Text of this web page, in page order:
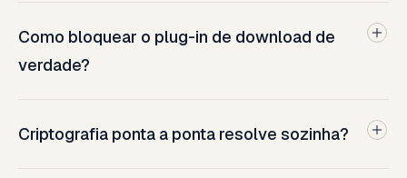
Como bloquear o plug-in de download de
verdade?
Criptografia ponta a ponta resolve sozinha?